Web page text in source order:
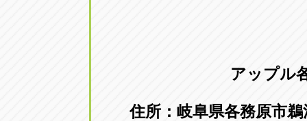
アップル
住所：岐阜県各務原市